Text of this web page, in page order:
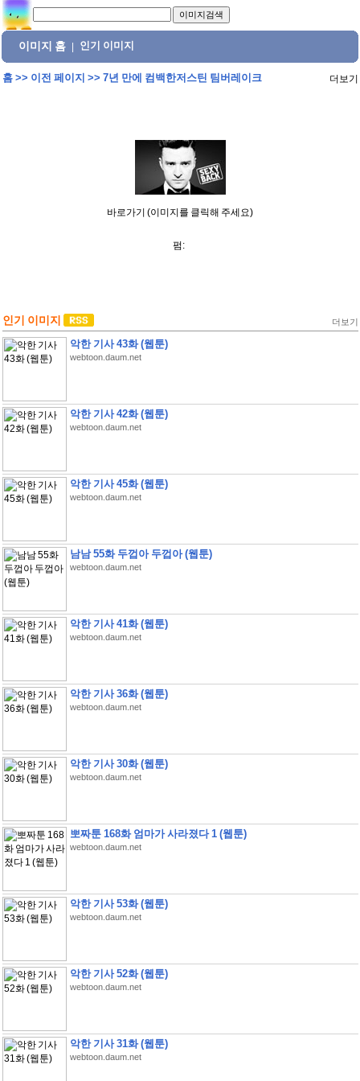
이미지 홈 인기 이미지
홈>> 이전 페이지 >> 7년 만에 컴백한저스틴 팀버레이크 더보기
바로가기 (이미지를 클릭해 주세요)
펌:
인기 이미지 더보기
악한 기사 43화 (웹툰)
webtoon.daum.net
악한 기사 42화 (웹툰)
webtoon.daum.net
악한 기사 45화 (웹툰)
webtoon.daum.net
남남 55화 두껍아 두껍아 (웹툰)
webtoon.daum.net
악한 기사 41화 (웹툰)
webtoon.daum.net
악한 기사 36화 (웹툰)
webtoon.daum.net
악한 기사 30화 (웹툰)
webtoon.daum.net
뽀짜툰 168화 엄마가 사라졌다 1 (웹툰)
webtoon.daum.net
악한 기사 53화 (웹툰)
webtoon.daum.net
악한 기사 52화 (웹툰)
webtoon.daum.net
악한 기사 31화 (웹툰)
webtoon.daum.net